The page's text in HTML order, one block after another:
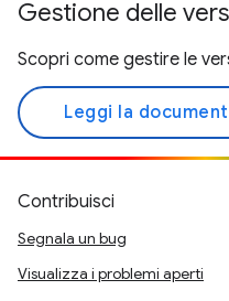
Gestione delle
Scopri come gestire le
Leggi la
Contribuisci
Segnala un bug
Visualizza i problemi aperti